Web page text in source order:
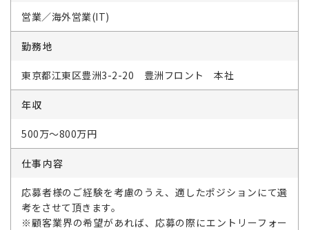
営業／海外営業(IT)
勤務地
東京都江東区豊洲3-2-20 豊洲フロント 本社
年収
500万～800万円
仕事内容
応募者様のご経験を考慮のうえ、適したポジションにて選
考をさせて頂きます。
※顧客業界の希望があれば、応募の際にエントリーフォー